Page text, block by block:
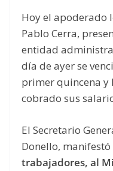
Hoy el apoderado
Pablo Cerra,
entidad
día de ayer se
primer quincena y
cobrado sus
El Secretario
Donello, manifestó
trabajadores, al